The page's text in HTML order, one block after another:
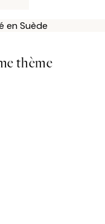
en Suède
thème